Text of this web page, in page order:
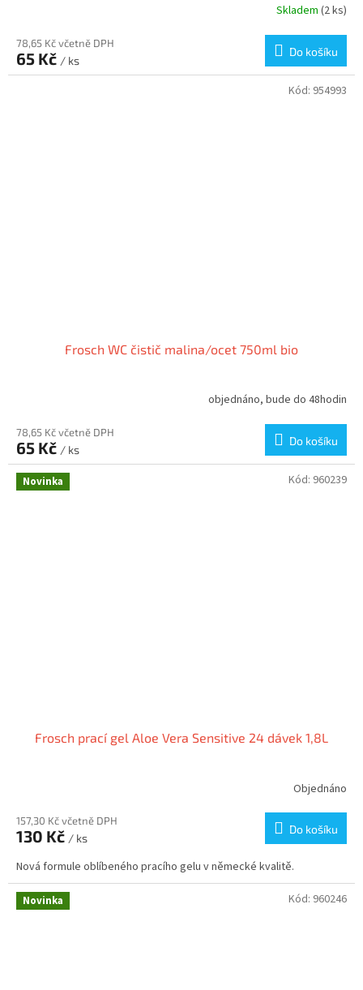
Skladem (2 ks)
78,65 Kč včetně DPH
65 Kč / ks
Do košíku
Frosch WC čistič malina/ocet 750ml bio
objednáno, bude do 48hodin
78,65 Kč včetně DPH
65 Kč / ks
Do košíku
Kód: 954993
Novinka
Frosch prací gel Aloe Vera Sensitive 24 dávek 1,8L
Objednáno
157,30 Kč včetně DPH
130 Kč / ks
Do košíku
Nová formule oblíbeného pracího gelu v německé kvalitě.
Kód: 960239
Novinka Kód: 960246